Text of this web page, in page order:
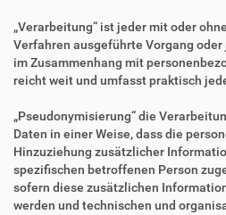
„Verarbeitung“ ist jeder mit oder
Verfahren ausgeführte Vorgang
im Zusammenhang mit
reicht weit und umfasst praktisch
„Pseudonymisierung“ die
Daten in einer Weise, dass die
Hinzuziehung zusätzlicher
spezifischen betroffenen Person
sofern diese zusätzlichen
werden und technischen und